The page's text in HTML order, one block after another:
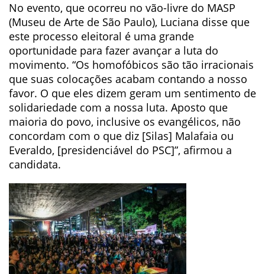
No evento, que ocorreu no vão-livre do MASP
(Museu de Arte de São Paulo), Luciana disse que
este processo eleitoral é uma grande
oportunidade para fazer avançar a luta do
movimento. “Os homofóbicos são tão irracionais
que suas colocações acabam contando a nosso
favor. O que eles dizem geram um sentimento de
solidariedade com a nossa luta. Aposto que
maioria do povo, inclusive os evangélicos, não
concordam com o que diz [Silas] Malafaia ou
Everaldo, [presidenciável do PSC]”, afirmou a
candidata.